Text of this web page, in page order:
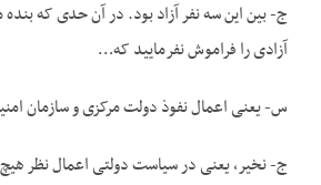
ج- بین این سه نفر آزاد بود. در آن حدی که بنده
آزادی را فراموش نفرمایید که…
س- یعنی اعمال نفوذ دولت مرکزی و سازمان
ج- نخیر، یعنی در سیاست دولتی اعمال نظر